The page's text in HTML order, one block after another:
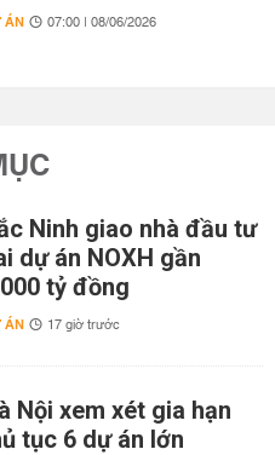
ÁN 07:00 | 08/06/2026
Ninh giao nhà đầu tư
dự án NOXH gần
tỷ đồng
ÁN 17 giờ trước
Nội xem xét gia hạn
tục 6 dự án lớn